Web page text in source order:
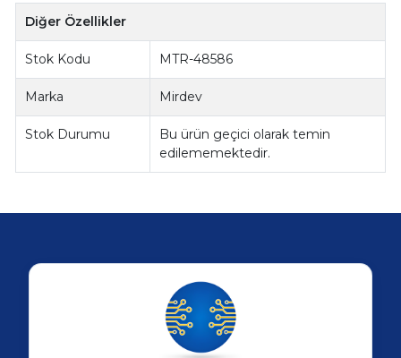
Diğer Özellikler
Stok Kodu MTR-48586
Marka Mirdev
Stok Durumu
Bu ürün geçici olarak temin
edilememektedir.